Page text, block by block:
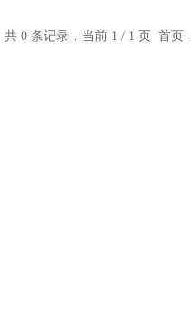
共 0 条记录，当前 1 / 1 页